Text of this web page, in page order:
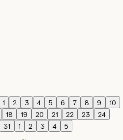
1 2 3 4 5 6 7 8 9
10
18 19 20 21 22 23
24
31 1 2 3 4 5